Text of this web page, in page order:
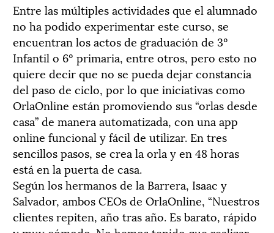
Entre las múltiples actividades que el alumnado
no ha podido experimentar este curso, se
encuentran los actos de graduación de 3º
Infantil o 6º primaria, entre otros, pero esto no
quiere decir que no se pueda dejar constancia
del paso de ciclo, por lo que iniciativas como
OrlaOnline están promoviendo sus “orlas desde
casa” de manera automatizada, con una app
online funcional y fácil de utilizar. En tres
sencillos pasos, se crea la orla y en 48 horas
está en la puerta de casa.
Según los hermanos de la Barrera, Isaac y
Salvador, ambos CEOs de OrlaOnline, “Nuestros
clientes repiten, año tras año. Es barato, rápido